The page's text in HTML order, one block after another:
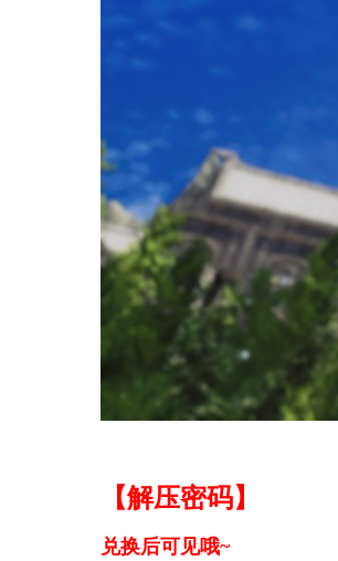
【解压密码】
兑换后可见哦~